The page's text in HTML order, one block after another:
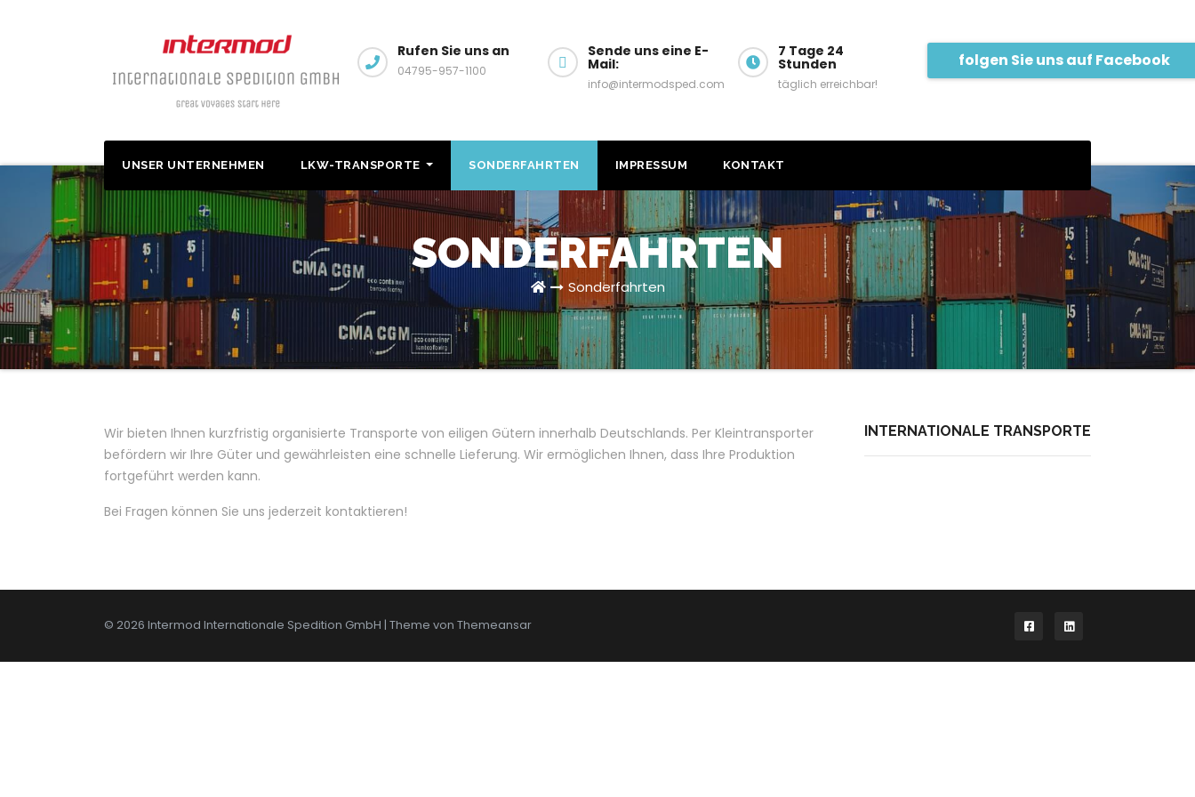
Rufen Sie uns an
04795-957-1100
Sende uns eine E-
Mail:
info@intermodsped.com
7 Tage 24
Stunden
täglich erreichbar!
folgen Sie uns auf Facebook
UNSER UNTERNEHMEN LKW-TRANSPORTE SONDERFAHRTEN IMPRESSUM KONTAKT
SONDERFAHRTEN
Sonderfahrten
Wir bieten Ihnen kurzfristig organisierte Transporte von eiligen Gütern innerhalb Deutschlands. Per Kleintransporter
befördern wir Ihre Güter und gewährleisten eine schnelle Lieferung. Wir ermöglichen Ihnen, dass Ihre Produktion
fortgeführt werden kann.
Bei Fragen können Sie uns jederzeit kontaktieren!
INTERNATIONALE TRANSPORTE
© 2026 Intermod Internationale Spedition GmbH | Theme von Themeansar